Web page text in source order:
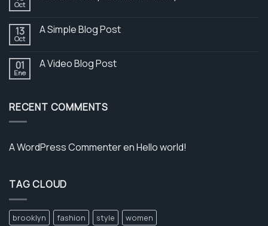
Oct
13
Oct
A Simple Blog Post
01
Ene
A Video Blog Post
RECENT COMMENTS
A WordPress CommenterenHello world!
TAG CLOUD
brooklyn fashion style women